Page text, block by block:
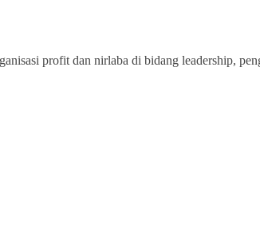
profit dan nirlaba di bidang leadership,